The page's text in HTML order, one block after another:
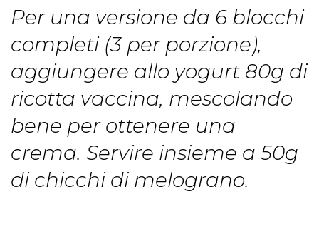
Per una versione da 6 blocchi
completi (3 per porzione),
aggiungere allo yogurt 80g di
ricotta vaccina, mescolando
bene per ottenere una
crema. Servire insieme a 50g
di chicchi di melograno.